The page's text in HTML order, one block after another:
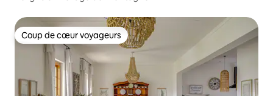
Coup de cœur voyageurs
Coup de cœur voyageurs